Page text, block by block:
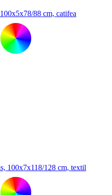
88 cm, catifea
100x7x118/128 cm, textil